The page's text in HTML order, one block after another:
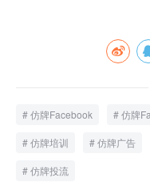
仿牌Facebook 仿牌
仿牌培训 仿牌广告
仿牌投流